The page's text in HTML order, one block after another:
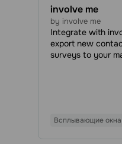
involve me
by involve me
Integrate with
export new
surveys to your
Всплывающие окна